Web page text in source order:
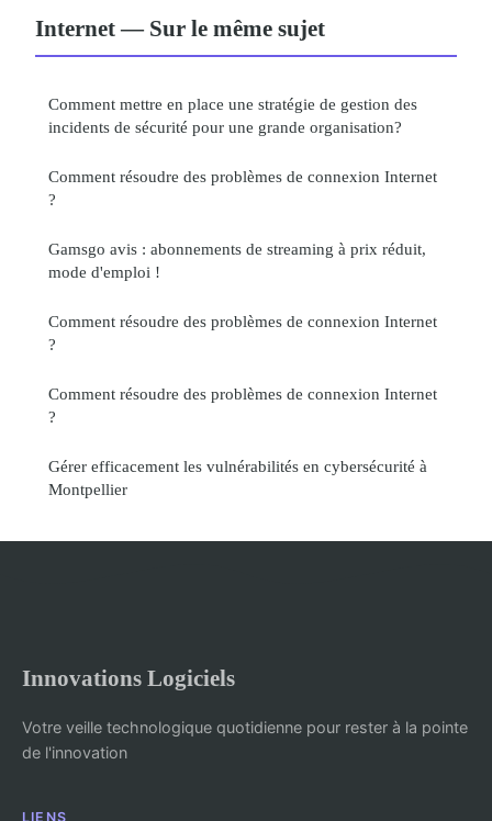
Internet — Sur le même sujet
Comment mettre en place une stratégie de gestion des
incidents de sécurité pour une grande organisation?
Comment résoudre des problèmes de connexion Internet
?
Gamsgo avis : abonnements de streaming à prix réduit,
mode d'emploi !
Comment résoudre des problèmes de connexion Internet
?
Comment résoudre des problèmes de connexion Internet
?
Gérer efficacement les vulnérabilités en cybersécurité à
Montpellier
Innovations Logiciels
Votre veille technologique quotidienne pour rester à la pointe
de l'innovation
LIENS